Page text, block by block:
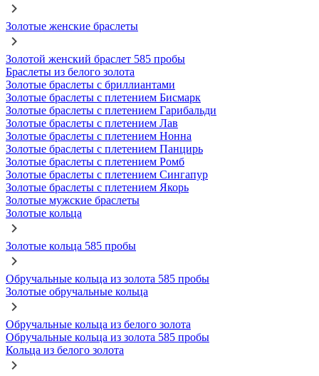
Золотые женские браслеты
Золотой женский браслет 585 пробы
Браслеты из белого золота
Золотые браслеты с бриллиантами
Золотые браслеты с плетением Бисмарк
Золотые браслеты с плетением Гарибальди
Золотые браслеты с плетением Лав
Золотые браслеты с плетением Нонна
Золотые браслеты с плетением Панцирь
Золотые браслеты с плетением Ромб
Золотые браслеты с плетением Сингапур
Золотые браслеты с плетением Якорь
Золотые мужские браслеты
Золотые кольца
Золотые кольца 585 пробы
Обручальные кольца из золота 585 пробы
Золотые обручальные кольца
Обручальные кольца из белого золота
Обручальные кольца из золота 585 пробы
Кольца из белого золота